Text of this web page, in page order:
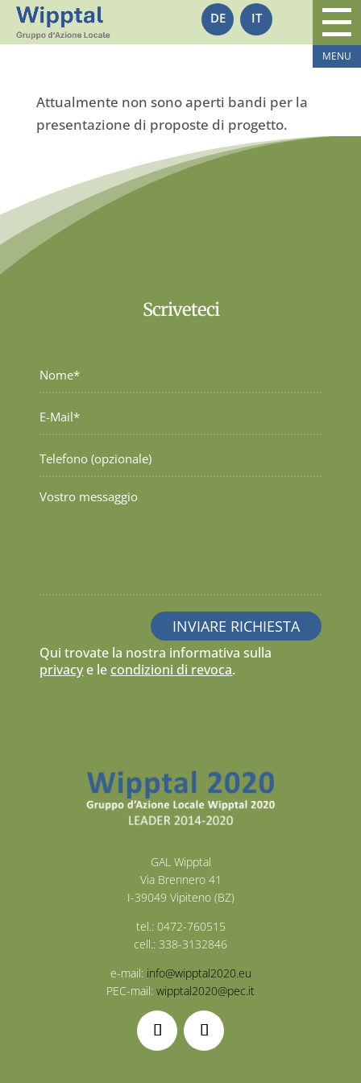
DE IT
Attualmente non sono aperti bandi per la
presentazione di proposte di progetto.
Scriveteci
Qui trovate la nostra informativa sulla
privacy e le condizioni di revoca.
GAL Wipptal
Via Brennero 41
I-39049 Vipiteno (BZ)
tel.: 0472-760515
cell.: 338-3132846
e-mail: info@wipptal2020.eu
PEC-mail: wipptal2020@pec.it